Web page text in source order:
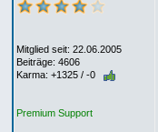
Mitglied seit: 22.06.2005
Beiträge: 4606
Karma: +1325 / -0
Premium Support